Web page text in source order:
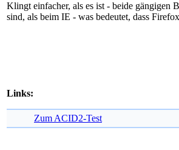
Klingt einfacher, als es ist - beide gängigen
sind, als beim IE - was bedeutet, dass
Links:
Zum ACID2-Test